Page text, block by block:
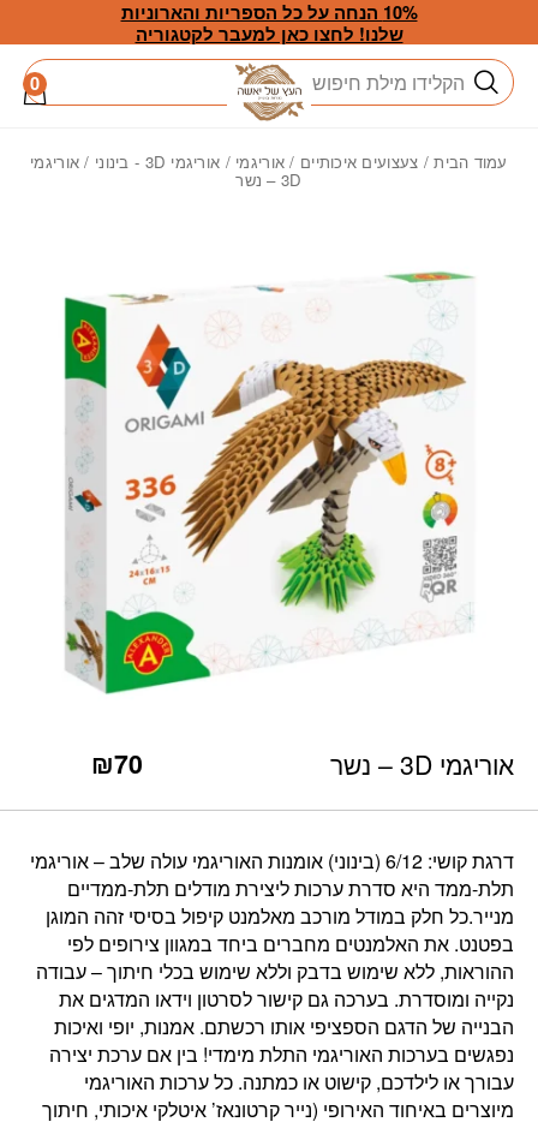
Skip to Content
10% הנחה על כל הספריות והארוניות
שלנו! לחצו כאן למעבר לקטגוריה
חיפוש 0
עמוד הבית/ צעצועים איכותיים / אוריגמי / אוריגמי 3D - בינוני / אוריגמי
3D – נשר
אוריגמי 3D – נשר ₪70
דרגת קושי: 6/12 (בינוני) אומנות האוריגמי עולה שלב – אוריגמי
תלת-ממד היא סדרת ערכות ליצירת מודלים תלת-ממדיים
מנייר.כל חלק במודל מורכב מאלמנט קיפול בסיסי זהה המוגן
בפטנט. את האלמנטים מחברים ביחד במגוון צירופים לפי
ההוראות, ללא שימוש בדבק וללא שימוש בכלי חיתוך – עבודה
נקייה ומוסדרת. בערכה גם קישור לסרטון וידאו המדגים את
הבנייה של הדגם הספציפי אותו רכשתם. אמנות, יופי ואיכות
נפגשים בערכות האוריגמי התלת מימדי! בין אם ערכת יצירה
עבורך או לילדכם, קישוט או כמתנה. כל ערכות האוריגמי
מיוצרים באיחוד האירופי (נייר קרטונאז’ איטלקי איכותי, חיתוך